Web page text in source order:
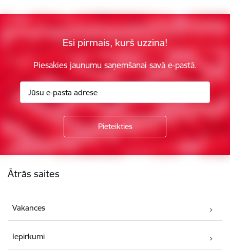
Esi pirmais, kurš uzzina!
Piesakies jaunumu saņemšanai savā e-pastā.
Ātrās saites
Vakances
Iepirkumi